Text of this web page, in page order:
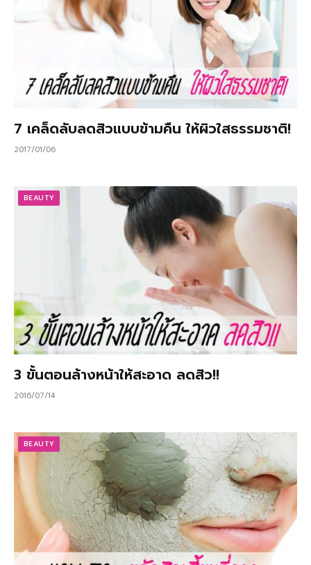
7 เคล็ดลับลดสิวแบบข้ามคืน ให้ผิวใสธรรมชาติ!
2017/01/06
BEAUTY
3 ขั้นตอนล้างหน้าให้สะอาด ลดสิว!!
2016/07/14
BEAUTY